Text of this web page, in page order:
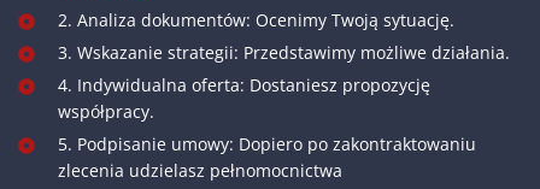
2. Analiza dokumentów: Ocenimy Twoją sytuację.
3. Wskazanie strategii: Przedstawimy możliwe działania.
4. Indywidualna oferta: Dostaniesz propozycję
współpracy.
5. Podpisanie umowy: Dopiero po zakontraktowaniu
zlecenia udzielasz pełnomocnictwa